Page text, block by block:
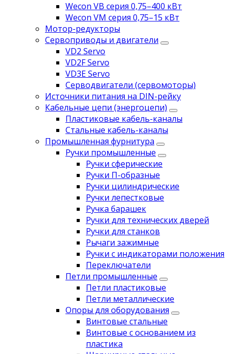
Wecon VB серия 0,75–400 кВт
Wecon VM серия 0,75–15 кВт
Мотор-редукторы
Сервоприводы и двигатели
VD2 Servo
VD2F Servo
VD3E Servo
Серводвигатели (сервомоторы)
Источники питания на DIN-рейку
Кабельные цепи (энергоцепи)
Пластиковые кабель-каналы
Стальные кабель-каналы
Промышленная фурнитура
Ручки промышленные
Ручки сферические
Ручки П-образные
Ручки цилиндрические
Ручки лепестковые
Ручка барашек
Ручки для технических дверей
Ручки для станков
Рычаги зажимные
Ручки с индикаторами положения
Переключатели
Петли промышленные
Петли пластиковые
Петли металлические
Опоры для оборудования
Винтовые стальные
Винтовые с основанием из
пластика